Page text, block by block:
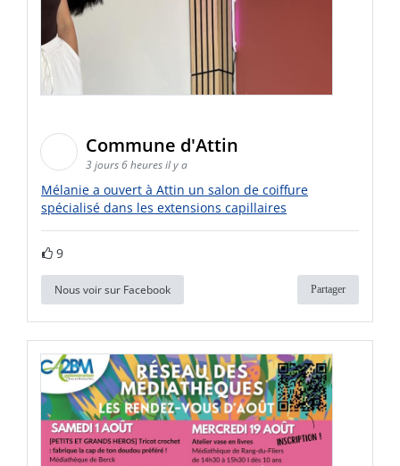
Commune d'Attin
3 jours 6 heures il y a
Mélanie a ouvert à Attin un salon de coiffure
spécialisé dans les extensions capillaires
9
Nous voir sur Facebook Partager